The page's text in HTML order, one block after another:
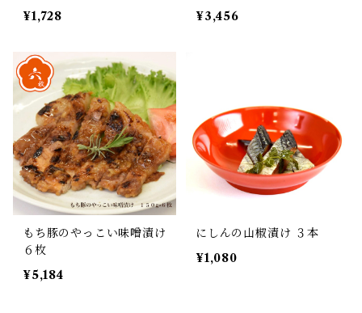
¥1,728
¥3,456
もち豚のやっこい味噌漬け
６枚
¥5,184
にしんの山椒漬け ３本
¥1,080